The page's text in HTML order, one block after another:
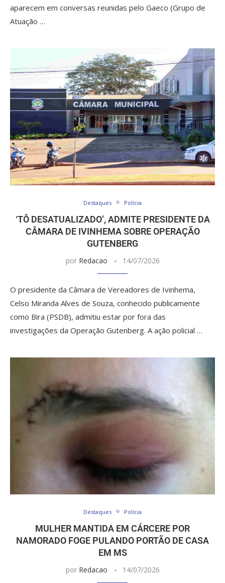
aparecem em conversas reunidas pelo Gaeco (Grupo de
Atuação …
Destaques Polícia
‘TÔ DESATUALIZADO’, ADMITE PRESIDENTE DA
CÂMARA DE IVINHEMA SOBRE OPERAÇÃO
GUTENBERG
por Redacao 14/07/2026
O presidente da Câmara de Vereadores de Ivinhema,
Celso Miranda Alves de Souza, conhecido publicamente
como Bira (PSDB), admitiu estar por fora das
investigações da Operação Gutenberg. A ação policial …
Destaques Polícia
MULHER MANTIDA EM CÁRCERE POR
NAMORADO FOGE PULANDO PORTÃO DE CASA
EM MS
por Redacao 14/07/2026